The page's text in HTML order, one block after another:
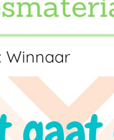
Winnaar